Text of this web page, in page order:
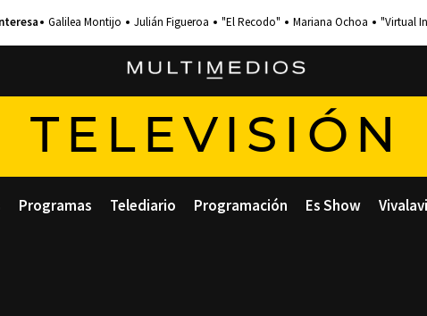
Galilea Montijo Julián Figueroa "El Recodo" Mariana Ochoa "Virtual
TELEVISIÓN
Programas Telediario Programación Es Show